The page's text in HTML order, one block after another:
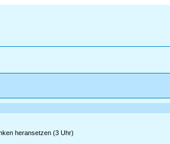
heransetzen (3 Uhr)